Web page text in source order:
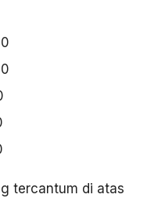
tercantum di atas